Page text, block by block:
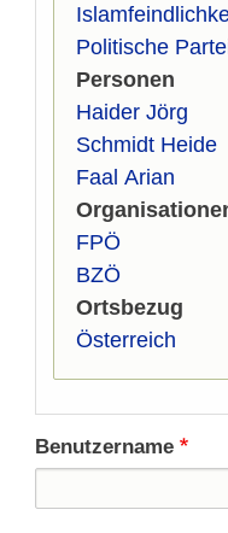
Politische
Personen
Haider Jörg
Schmidt Heide
Faal Arian
FPÖ
BZÖ
Ortsbezug
Österreich
Benutzername